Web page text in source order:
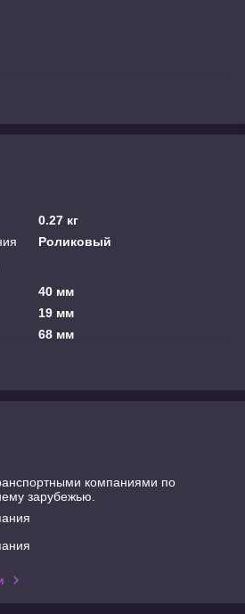
0.27 кг
Роликовый
40 мм
19 мм
68 мм
компаниями по
зарубежью.